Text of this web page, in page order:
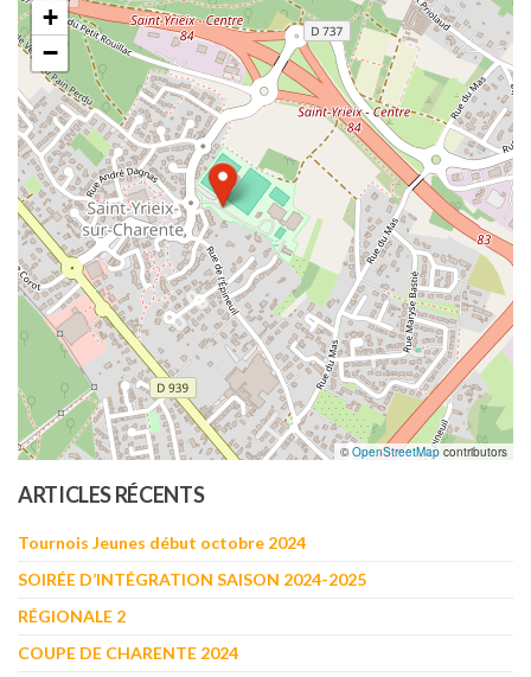
+
−
©OpenStreetMap contributors
ARTICLES RÉCENTS
Tournois Jeunes début octobre 2024
SOIRÉE D’INTÉGRATION SAISON 2024-2025
RÉGIONALE 2
COUPE DE CHARENTE 2024